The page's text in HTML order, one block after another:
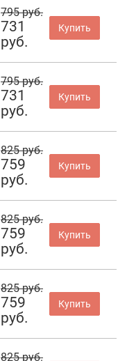
795 руб.
731
руб.
Купить
795 руб.
731
руб.
Купить
825 руб.
759
руб.
Купить
825 руб.
759
руб.
Купить
825 руб.
759
руб.
Купить
825 руб.